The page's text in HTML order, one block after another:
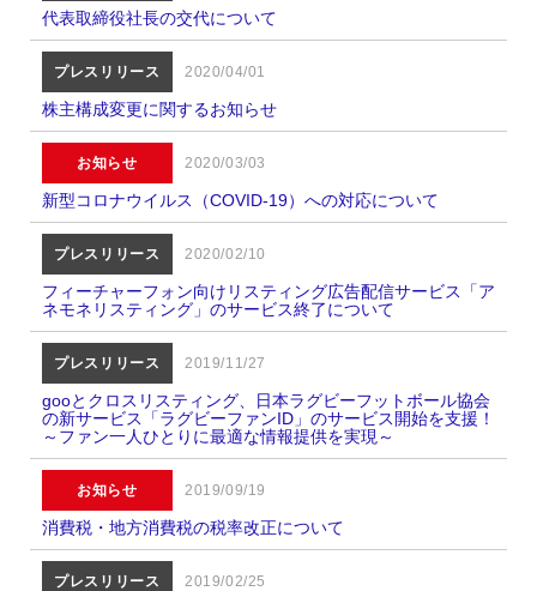
代表取締役社長の交代について
プレスリリース 2020/04/01
株主構成変更に関するお知らせ
お知らせ 2020/03/03
新型コロナウイルス（COVID-19）への対応について
プレスリリース 2020/02/10
フィーチャーフォン向けリスティング広告配信サービス「ア
ネモネリスティング」のサービス終了について
プレスリリース 2019/11/27
gooとクロスリスティング、日本ラグビーフットボール協会
の新サービス「ラグビーファンID」のサービス開始を支援！
～ファン一人ひとりに最適な情報提供を実現～
お知らせ 2019/09/19
消費税・地方消費税の税率改正について
プレスリリース 2019/02/25